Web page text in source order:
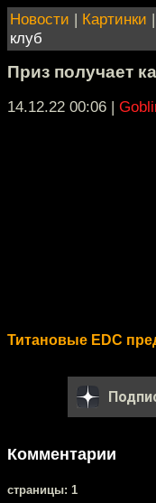
Новости | Картинки |
клуб
Приз получает
14.12.22 00:06 |
Титановые EDC
Комментарии
cтраницы: 1